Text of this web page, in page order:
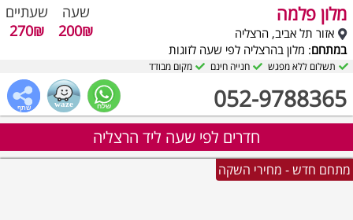
מלון פלמה
אזור תל אביב, הרצליה
במתחם: מלון בהרצליה לפי שעה לזוגות
052-9788365
שעה
200₪
שעתיים
270₪
תשלום ללא מפגש חנייה חינם מקום מבודד
חדרים לפי שעה ליד הרצליה
מתחם חדש - מחירי השקה